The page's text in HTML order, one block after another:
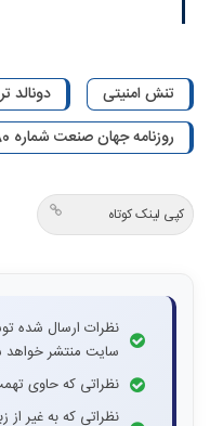
تنش امنیتی
دونالد
روزنامه جهان صنعت شماره 6080
کپی لینک کوتاه
نظرات ارسال شده
سایت منتشر
نظراتی که حاوی
نظراتی که به غیر از